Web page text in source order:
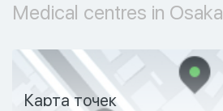
Medical centres in Osaka
Карта точек